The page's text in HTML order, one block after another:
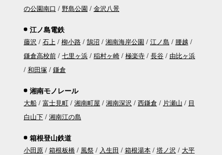
の公園南口 野島公園 金沢八景
江ノ島電鉄
藤沢 石上 柳小路 鵠沼 湘南海岸公園 江ノ島
腰越
鎌倉高校前
七里ヶ浜 稲村ヶ崎 極楽寺 長谷
由比ヶ浜
和田塚
鎌倉
湘南モノレール
大船 富士見町 湘南町屋 湘南深沢 西鎌倉 片瀬山
目
白山下
湘南江の島
箱根登山鉄道
小田原 箱根板橋 風祭 入生田 箱根湯本 塔ノ沢
大平